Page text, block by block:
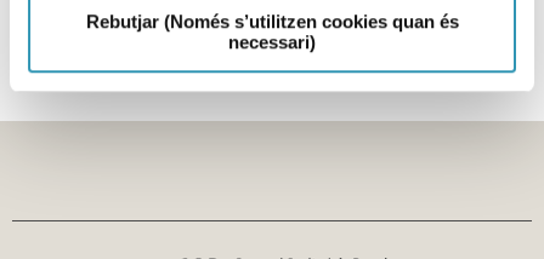
Rebutjar (Només s’utilitzen cookies quan és
necessari)